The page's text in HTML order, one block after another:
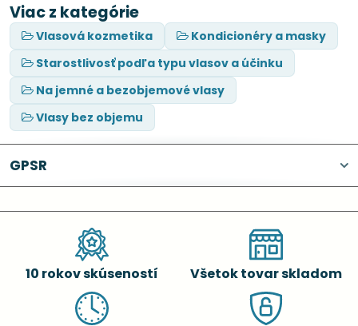
Viac z kategórie
Vlasová kozmetika
Kondicionéry a masky
Starostlivosť podľa typu vlasov a účinku
Na jemné a bezobjemové vlasy
Vlasy bez objemu
GPSR
10 rokov skúseností Všetok tovar skladom